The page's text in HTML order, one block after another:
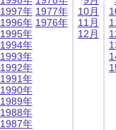
1997年
1996年
1995年
1994年
1993年
1992年
1991年
1990年
1989年
1988年
1987年
1977年
1976年
10月
11月
12月